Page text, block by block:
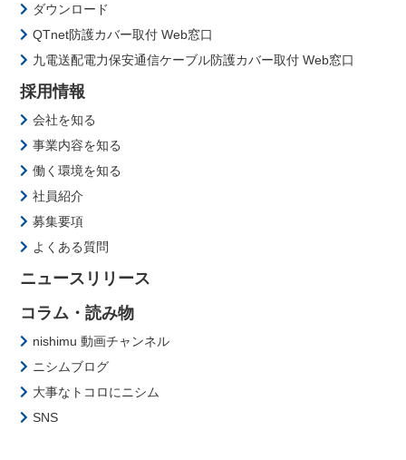
ダウンロード
QTnet防護カバー取付 Web窓口
九電送配電力保安通信ケーブル防護カバー取付 Web窓口
採用情報
会社を知る
事業内容を知る
働く環境を知る
社員紹介
募集要項
よくある質問
ニュースリリース
コラム・読み物
nishimu 動画チャンネル
ニシムブログ
大事なトコロにニシム
SNS